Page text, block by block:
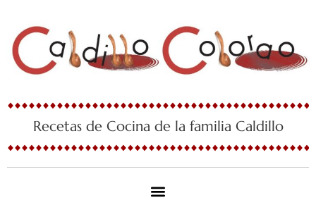
contenido
Recetas de Cocina de la familia Caldillo